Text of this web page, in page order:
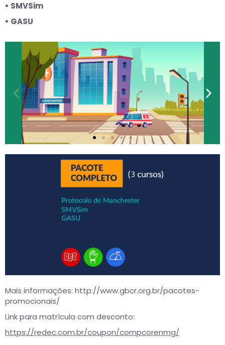
• SMVSim
• GASU
Mais informações: http://www.gbcr.org.br/pacotes-
promocionais/
Link para matrícula com desconto:
https://redec.com.br/coupon/compcorenmg/